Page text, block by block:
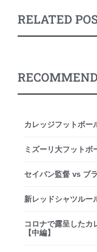
RELATED
カレッジフットボ
ミズーリ大フット
セイバン監督 vs ブ
新レッドシャツルー
コロナで露呈したカ
【中編】